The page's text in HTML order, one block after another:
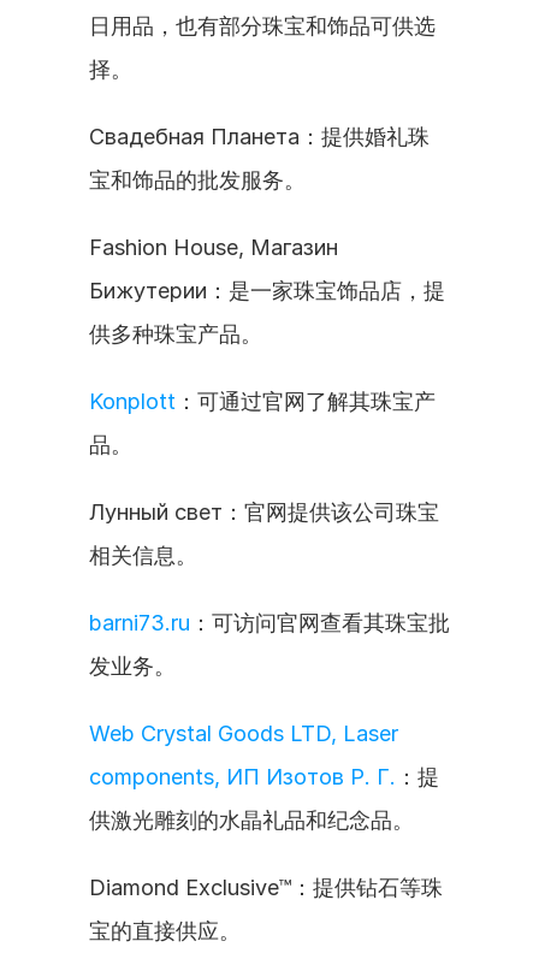
日用品，也有部分珠宝和饰品可供选
择。
Свадебная Планета：提供婚礼珠
宝和饰品的批发服务。
Fashion House, Магазин
Бижутерии：是一家珠宝饰品店，提
供多种珠宝产品。
Konplott ：可通过官网了解其珠宝产
品。
Лунный свет：官网提供该公司珠宝
相关信息。
barni73.ru ：可访问官网查看其珠宝批
发业务。
Web Crystal Goods LTD, Laser
components, ИП Изотов Р. Г. ：提
供激光雕刻的水晶礼品和纪念品。
Diamond Exclusive™：提供钻石等珠
宝的直接供应。